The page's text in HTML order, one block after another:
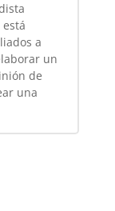
a
un
de
una